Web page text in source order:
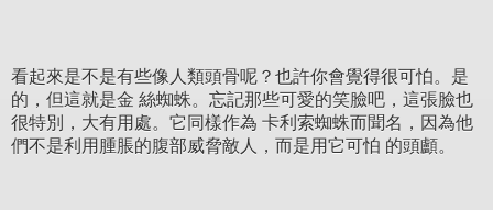
看起來是不是有些像人類頭骨呢？也許你會覺得很可怕。是
的，但這就是金 絲蜘蛛。忘記那些可愛的笑臉吧，這張臉也
很特別，大有用處。它同樣作為 卡利索蜘蛛而聞名，因為他
們不是利用腫脹的腹部威脅敵人，而是用它可怕 的頭顱。